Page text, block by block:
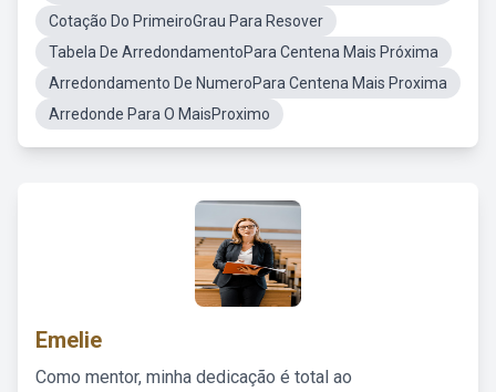
Cotação Do PrimeiroGrau Para Resover
Tabela De ArredondamentoPara Centena Mais Próxima
Arredondamento De NumeroPara Centena Mais Proxima
Arredonde Para O MaisProximo
Emelie
Como mentor, minha dedicação é total ao